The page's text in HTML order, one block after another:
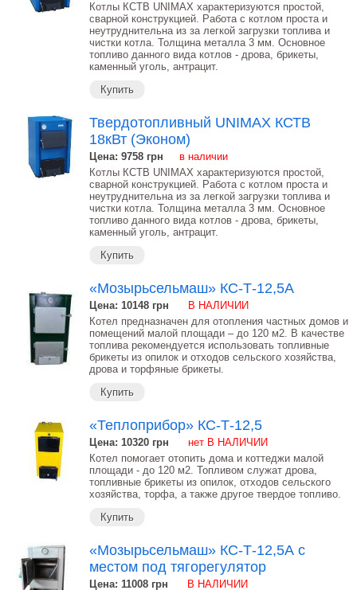
Котлы КСТВ UNIMAX характеризуются простой,
сварной конструкцией. Работа с котлом проста и
неутруднительна из за легкой загрузки топлива и
чистки котла. Толщина металла 3 мм. Основное
топливо данного вида котлов - дрова, брикеты,
каменный уголь, антрацит.
Купить
Твердотопливный UNIMAX КСТВ
18кВт (Эконом)
Цена: 9758 грн
в наличии
Котлы КСТВ UNIMAX характеризуются простой,
сварной конструкцией. Работа с котлом проста и
неутруднительна из за легкой загрузки топлива и
чистки котла. Толщина металла 3 мм. Основное
топливо данного вида котлов - дрова, брикеты,
каменный уголь, антрацит.
Купить
«Мозырьсельмаш» КС-Т-12,5А
Цена: 10148 грн
В НАЛИЧИИ
Котел предназначен для отопления частных домов и
помещений малой площади – до 120 м2. В качестве
топлива рекомендуется использовать топливные
брикеты из опилок и отходов сельского хозяйства,
дрова и торфяные брикеты.
Купить
«Теплоприбор» КС-Т-12,5
Цена: 10320 грн
нет В НАЛИЧИИ
Котел помогает отопить дома и коттеджи малой
площади - до 120 м2. Топливом служат дрова,
топливные брикеты из опилок, отходов сельского
хозяйства, торфа, а также другое твердое топливо.
Купить
«Мозырьсельмаш» КС-Т-12,5А c
местом под тягорегулятор
Цена: 11008 грн
В НАЛИЧИИ